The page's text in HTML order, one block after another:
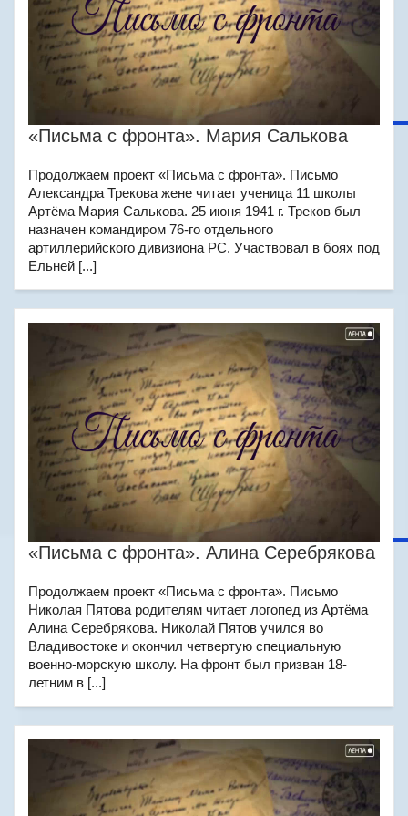
«Письма с фронта». Мария Салькова
Продолжаем проект «Письма с фронта». Письмо
Александра Трекова жене читает ученица 11 школы
Артёма Мария Салькова. 25 июня 1941 г. Треков был
назначен командиром 76-го отдельного
артиллерийского дивизиона РС. Участвовал в боях под
Ельней [...]
«Письма с фронта». Алина Серебрякова
Продолжаем проект «Письма с фронта». Письмо
Николая Пятова родителям читает логопед из Артёма
Алина Серебрякова. Николай Пятов учился во
Владивостоке и окончил четвертую специальную
военно-морскую школу. На фронт был призван 18-
летним в [...]